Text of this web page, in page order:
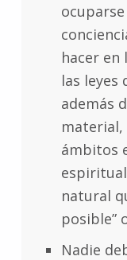
hacer en
las leyes
además
material,
ámbitos
natural
posible”
Nadie